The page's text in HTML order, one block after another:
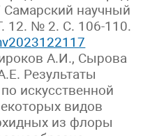
Самарский научный
12. № 2. С. 106-110.
А.И., Сырова
Результаты
искусственной
видов
из флоры